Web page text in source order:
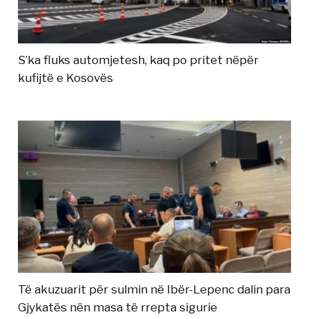
S’ka fluks automjetesh, kaq po pritet nëpër
kufijtë e Kosovës
Të akuzuarit për sulmin në Ibër-Lepenc dalin para
Gjykatës nën masa të rrepta sigurie